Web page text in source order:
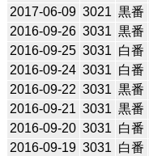
2017-06-09 3021 黒番
2016-09-26 3031 黒番
2016-09-25 3031 白番
2016-09-24 3031 白番
2016-09-22 3031 黒番
2016-09-21 3031 黒番
2016-09-20 3031 白番
2016-09-19 3031 白番